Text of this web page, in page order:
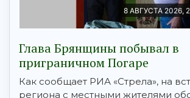
8 АВГУСТА 2026,
Глава Брянщины побывал в
приграничном Погаре
Как сообщает РИА «Стрела», на
региона с местными жителями